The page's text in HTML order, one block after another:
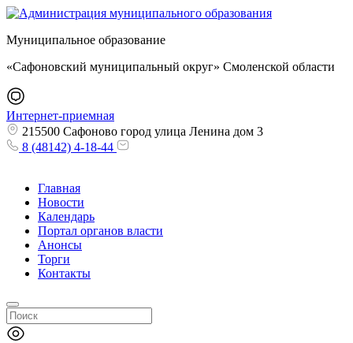
Муниципальное образование
«Сафоновский муниципальный округ» Смоленской области
Интернет-приемная
215500 Сафоново город улица Ленина дом 3
8 (48142) 4-18-44
Главная
Новости
Календарь
Портал органов власти
Анонсы
Торги
Контакты